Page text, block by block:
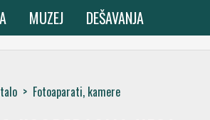
MUZEJ DEŠAVANJA
> Fotoaparati, kamere